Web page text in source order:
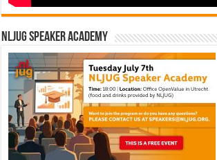
NLJUG Speaker Academy